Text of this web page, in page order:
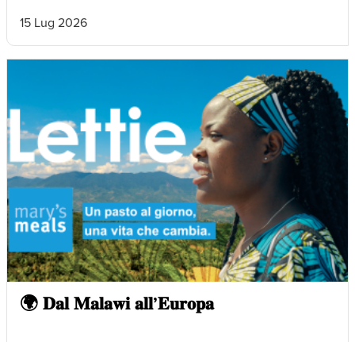
15 Lug 2026
🌍 𝐃𝐚𝐥 𝐌𝐚𝐥𝐚𝐰𝐢 𝐚𝐥𝐥’𝐄𝐮𝐫𝐨𝐩𝐚